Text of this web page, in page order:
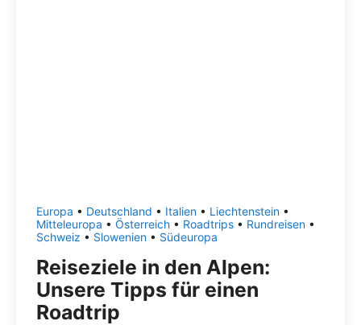
Europa • Deutschland • Italien • Liechtenstein •
Mitteleuropa • Österreich • Roadtrips • Rundreisen •
Schweiz • Slowenien • Südeuropa
Reiseziele in den Alpen:
Unsere Tipps für einen
Roadtrip